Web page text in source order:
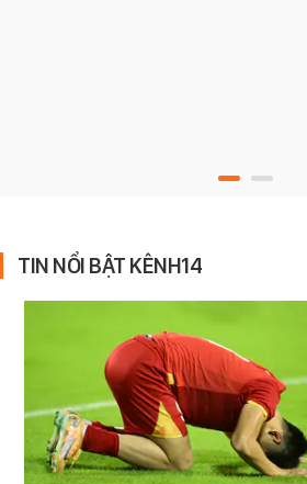
TIN NỔI BẬT KÊNH14